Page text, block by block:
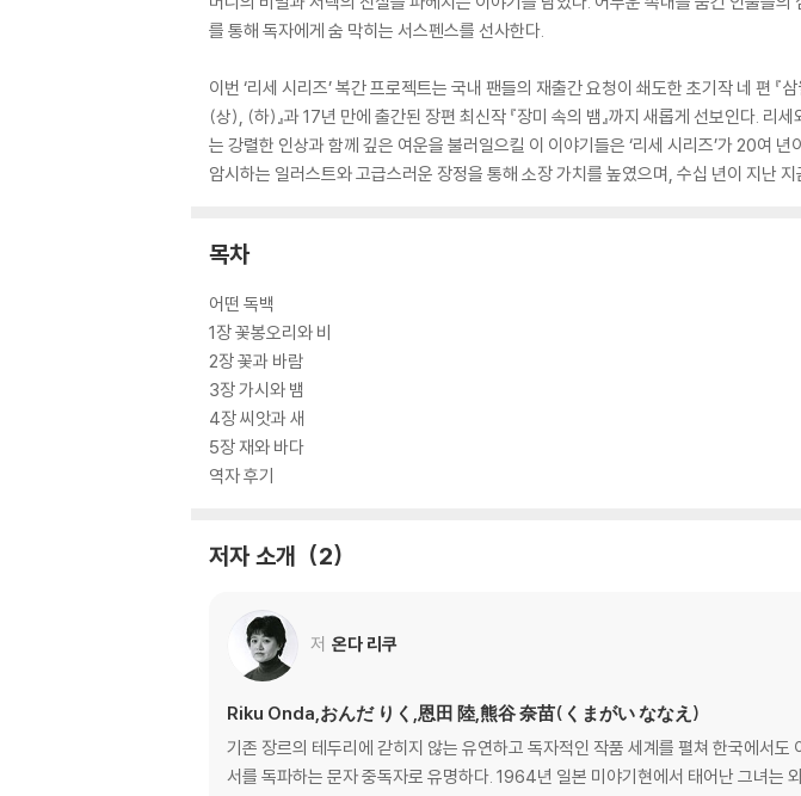
를 통해 독자에게 숨 막히는 서스펜스를 선사한다.
이번 ‘리세 시리즈’ 복간 프로젝트는 국내 팬들의 재출간 요청이 쇄도한 초기작 네 편 『삼
(상), (하)』과 17년 만에 출간된 장편 최신작 『장미 속의 뱀』까지 새롭게 선보인다.
는 강렬한 인상과 함께 깊은 여운을 불러일으킬 이 이야기들은 ‘리세 시리즈’가 20여
암시하는 일러스트와 고급스러운 장정을 통해 소장 가치를 높였으며, 수십 년이 지난
목차
어떤 독백
1장 꽃봉오리와 비
2장 꽃과 바람
3장 가시와 뱀
4장 씨앗과 새
5장 재와 바다
역자 후기
저자 소개 2
저 온다 리쿠
Riku Onda,おんだ りく,恩田 陸,熊谷 奈苗(くまがい ななえ)
기존 장르의 테두리에 갇히지 않는 유연하고 독자적인 작품 세계를 펼쳐 한국에서
서를 독파하는 문자 중독자로 유명하다. 1964년 일본 미야기현에서 태어난 그녀는